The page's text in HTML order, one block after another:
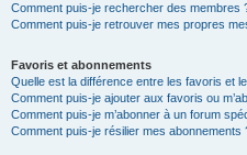
Comment puis-je rechercher des membres
Comment puis-je retrouver mes propres
Favoris et abonnements
Quelle est la différence entre les favoris et
Comment puis-je ajouter aux favoris ou
Comment puis-je m’abonner à un forum
Comment puis-je résilier mes abonnements